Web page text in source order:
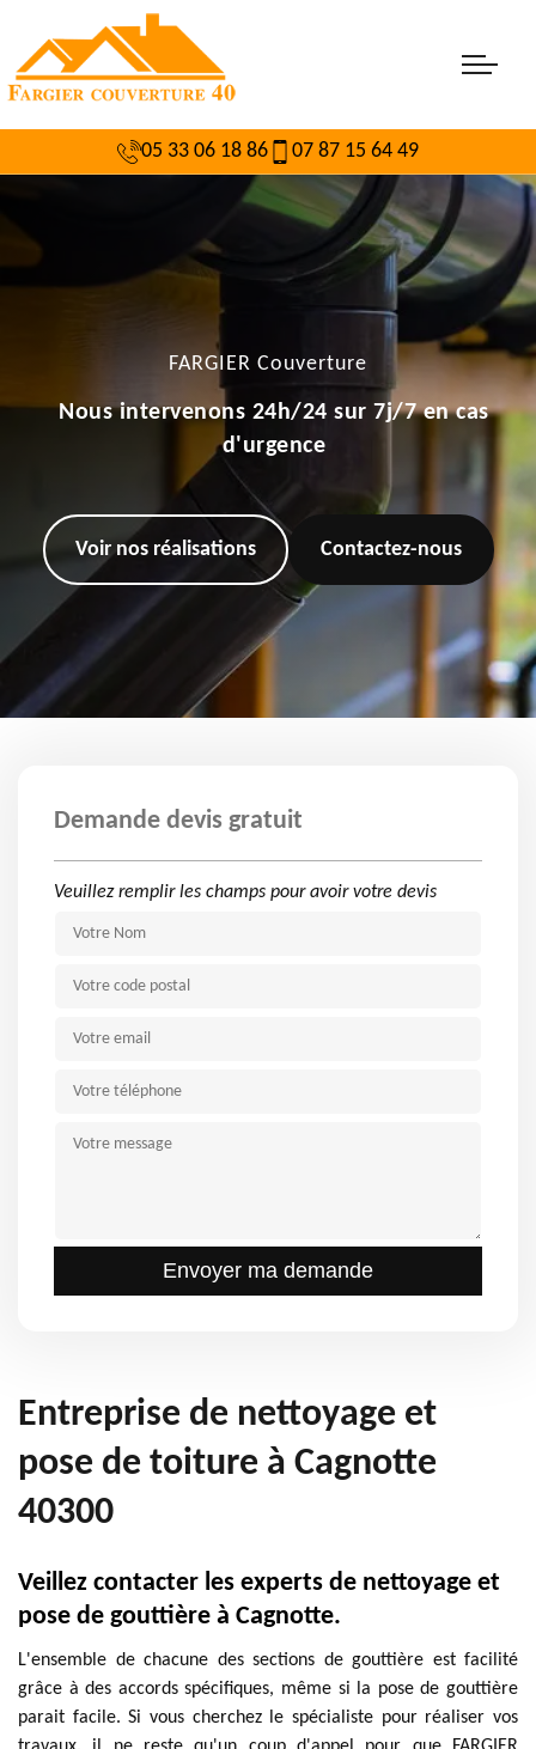
05 33 06 18 86 07 87 15 64 49
FARGIER Couverture
Nous intervenons 24h/24 sur 7j/7 en cas
d'urgence
Voir nos réalisations Contactez-nous
Demande devis gratuit
Veuillez remplir les champs pour avoir votre devis
Entreprise de nettoyage et
pose de toiture à Cagnotte
40300
Veillez contacter les experts de nettoyage et
pose de gouttière à Cagnotte.
L'ensemble de chacune des sections de gouttière est facilité
grâce à des accords spécifiques, même si la pose de gouttière
parait facile. Si vous cherchez le spécialiste pour réaliser vos